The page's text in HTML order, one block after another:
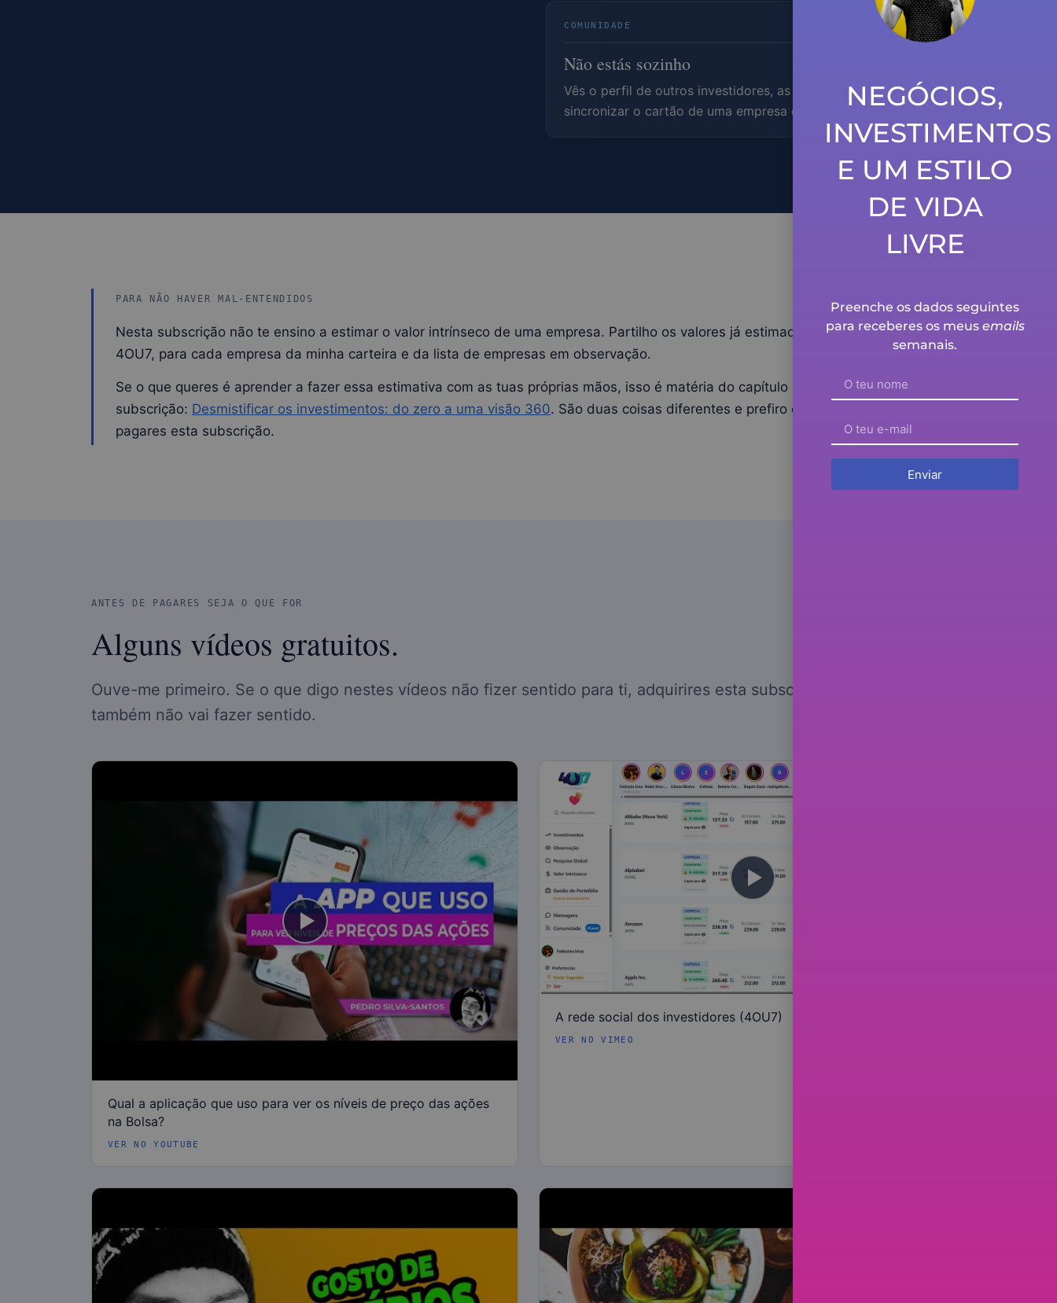
COMUNIDADE
Não estás sozinho
Vês o perfil de outros investidores, as listas deles e podes
sincronizar o cartão de uma empresa com o de quem segues.
PARA NÃO HAVER MAL-ENTENDIDOS
Nesta subscrição não te ensino a estimar o valor intrínseco de uma empresa. Partilho os valores já estimados, dentro da
4OU7, para cada empresa da minha carteira e da lista de empresas em observação.
Se o que queres é aprender a fazer essa estimativa com as tuas próprias mãos, isso é matéria do capítulo 3 de outra
subscrição: Desmistificar os investimentos: do zero a uma visão 360. São duas coisas diferentes e prefiro dizer-to antes de
pagares esta subscrição.
ANTES DE PAGARES SEJA O QUE FOR
Alguns vídeos gratuitos.
Ouve-me primeiro. Se o que digo nestes vídeos não fizer sentido para ti, adquirires esta subscrição
também não vai fazer sentido.
Qual a aplicação que uso para ver os níveis de preço das ações
na Bolsa?
VER NO YOUTUBE
A rede social dos investidores (4OU7)
VER NO VIMEO
NEGÓCIOS,
INVESTIMENTOS
E UM ESTILO
DE VIDA
LIVRE
Preenche os dados seguintes
para receberes os meus emails
semanais.
Enviar